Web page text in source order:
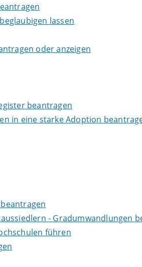
lassen
oder anzeigen
beantragen
in eine starke Adoption
- Gradumwandlungen
führen